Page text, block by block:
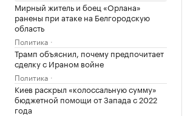
Мирный житель и боец «Орлана»
ранены при атаке на Белгородскую
область
Политика
Трамп объяснил, почему предпочитает
сделку с Ираном войне
Политика
Киев раскрыл «колоссальную сумму»
бюджетной помощи от Запада с 2022
года